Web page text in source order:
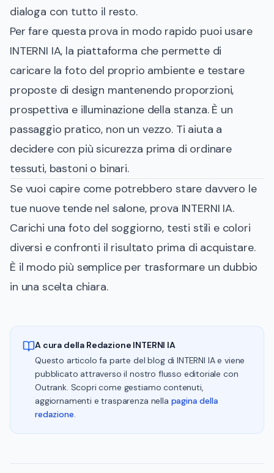
dialoga con tutto il resto.
Per fare questa prova in modo rapido puoi usare
INTERNI IA, la piattaforma che permette di
caricare la foto del proprio ambiente e testare
proposte di design mantenendo proporzioni,
prospettiva e illuminazione della stanza. È un
passaggio pratico, non un vezzo. Ti aiuta a
decidere con più sicurezza prima di ordinare
tessuti, bastoni o binari.
Se vuoi capire come potrebbero stare davvero le
tue nuove tende nel salone, prova INTERNI IA.
Carichi una foto del soggiorno, testi stili e colori
diversi e confronti il risultato prima di acquistare.
È il modo più semplice per trasformare un dubbio
in una scelta chiara.
A cura della Redazione INTERNI IA
Questo articolo fa parte del blog di INTERNI IA e viene
pubblicato attraverso il nostro flusso editoriale con
Outrank. Scopri come gestiamo contenuti,
aggiornamenti e trasparenza nella pagina della
redazione.